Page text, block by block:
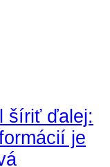
šíriť ďalej:
je